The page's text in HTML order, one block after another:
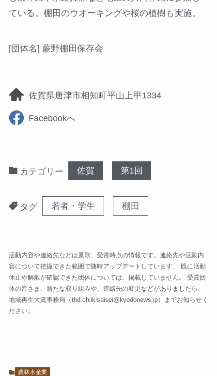
ている。棚田のウオーキングや桜の植樹も実施。
[団体名] 蕨野棚田保存会
佐賀県唐津市相知町平山上甲1334
Facebookへ
カテゴリー 佐賀 第1回
タグ 若者・学生 棚田
活動内容や連絡先などは原則、受賞時点の情報です。連絡先や活動内
容について把握できた範囲で随時アップデートしています。 既に活動
休止や解散が確認できた団体については、掲載していません。 受賞団
体の皆さま、新たな取り組みや、連絡先の変更などがありましたら、
地域再生大賞事務局（thd.chiikisaisei@kyodonews.jp）までお知らせく
ださい。
農林水産業